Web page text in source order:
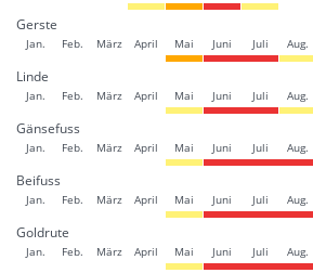
Gerste
Jan. Feb. März April Mai Juni Juli Aug.
Linde
Jan. Feb. März April Mai Juni Juli Aug.
Gänsefuss
Jan. Feb. März April Mai Juni Juli Aug.
Beifuss
Jan. Feb. März April Mai Juni Juli Aug.
Goldrute
Jan. Feb. März April Mai Juni Juli Aug.